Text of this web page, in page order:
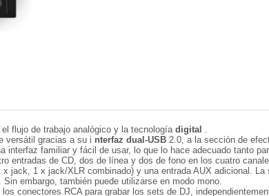
flujo de trabajo analógico y la tecnología digital .
versátil gracias a su i nterfaz dual-USB 2.0, a la sección de
familiar y fácil de usar, lo que lo hace adecuado tanto
entradas de CD, dos de línea y dos de fono en los cuatro
jack, 1 x jack/XLR combinado) y una entrada AUX adicional.
embargo, también puede utilizarse en modo mono.
conectores RCA para grabar los sets de DJ,